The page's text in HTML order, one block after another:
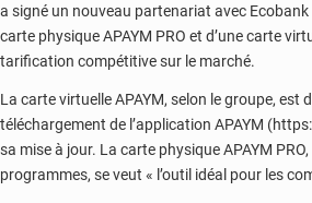
a signé un nouveau partenariat avec
carte physique APAYM PRO et d’une carte
tarification compétitive sur le marché.
La carte virtuelle APAYM, selon le groupe, est
téléchargement de l’application APAYM
sa mise à jour. La carte physique APAYM
programmes, se veut « l’outil idéal pour les